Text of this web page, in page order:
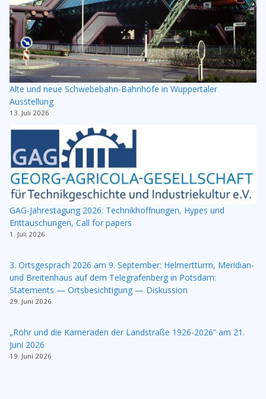
Alte und neue Schwebebahn-Bahnhöfe in Wuppertaler
Ausstellung
13. Juli 2026
GAG-Jahrestagung 2026: Technikhoffnungen, Hypes und
Enttäuschungen, Call for papers
1. Juli 2026
3. Ortsgespräch 2026 am 9. September: Helmertturm, Meridian-
und Breitenhaus auf dem Telegrafenberg in Potsdam:
Statements — Ortsbesichtigung — Diskussion
29. Juni 2026
„Röhr und die Kameraden der Landstraße 1926-2026“ am 21.
Juni 2026
19. Juni 2026